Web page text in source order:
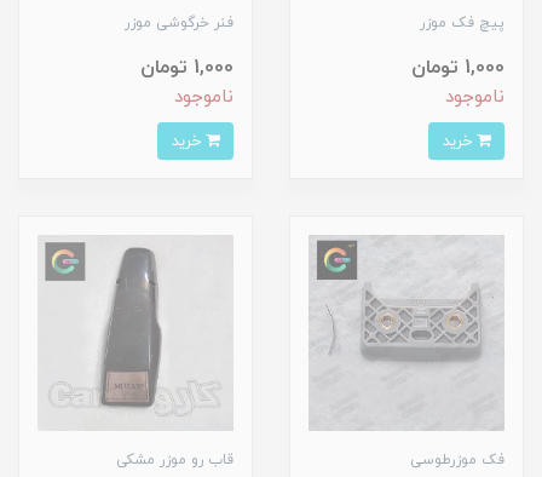
پیچ فک موزر
1,000 تومان
ناموجود
فنر خرگوشی موزر
1,000 تومان
ناموجود
فک موزرطوسی قاب رو موزر مشکی